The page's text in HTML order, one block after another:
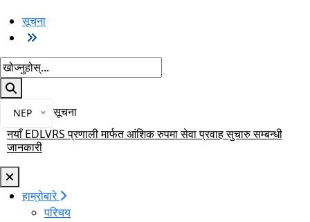
सूचना
खोज्नुहोस्
भाषा चयन गर्नुहोस्
NEP भाषा परिवर्तन गर्नुहोस्
मुख्य नेभिगेसनमा जानुहोस्
सूचना
सवारी चालक अनुमतिपत्रका लागि स्वास्थ्य परिक्षण गर्ने गराउने सम्बन्धि सूचना
नयाँ EDLVRS प्रणाली मार्फत आंशिक रुपमा सेवा प्रवाह सुचारु सम्बन्धी
जानकारी
सवारी चालक अनुमतीपत्र वितरण सम्बन्धी सुचना
सार्वजनिक अनुरोध सम्बन्धमा
२०८३ साल साउन ५ गते लिइने वर्ग (A) Trial परीक्षामा सहभागी हुने
परीक्षार्थीहरुको नामावली
हाम्रोबारे
परिचय